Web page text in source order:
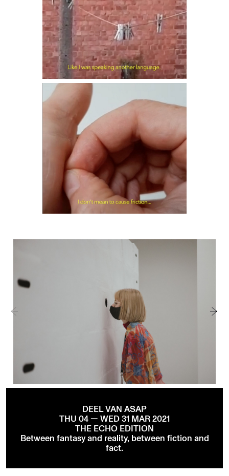
DEEL VAN ASAP
THU 04 — WED 31 MAR 2021
THE ECHO EDITION
Between fantasy and reality, between fiction and
fact.